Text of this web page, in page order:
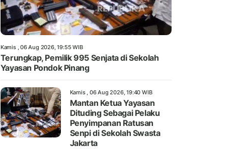
Kamis , 06 Aug 2026, 19:55 WIB
Terungkap, Pemilik 995 Senjata di Sekolah
Yayasan Pondok Pinang
Kamis , 06 Aug 2026, 19:40 WIB
Mantan Ketua Yayasan
Dituding Sebagai Pelaku
Penyimpanan Ratusan
Senpi di Sekolah Swasta
Jakarta